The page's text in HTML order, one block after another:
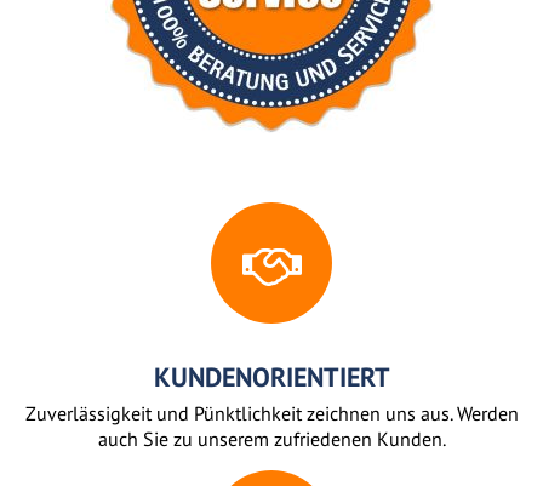
KUNDENORIENTIERT
Zuverlässigkeit und Pünktlichkeit zeichnen uns aus. Werden
auch Sie zu unserem zufriedenen Kunden.